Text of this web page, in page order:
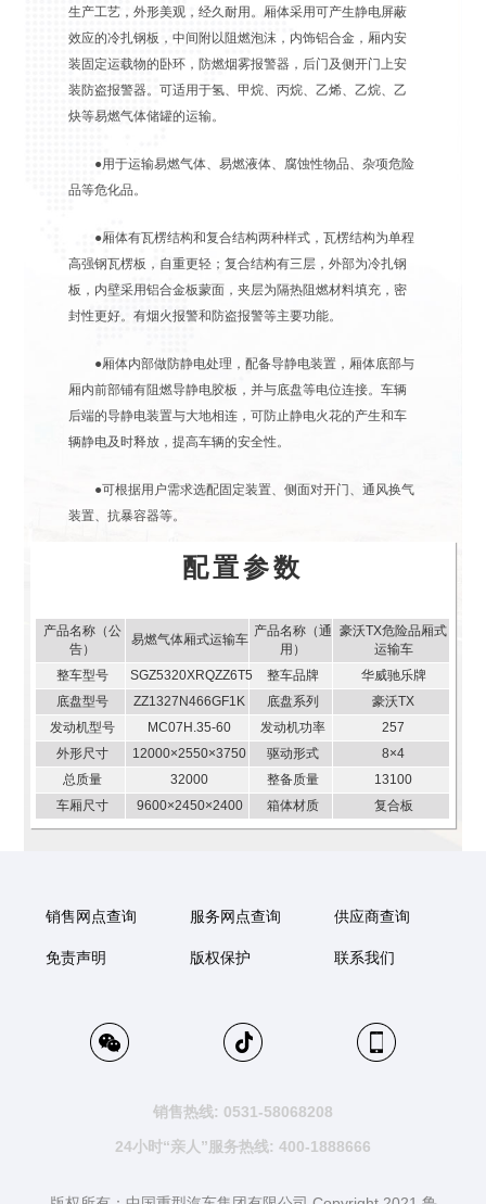
生产工艺，外形美观，经久耐用。厢体采用可产生静电屏蔽
效应的冷扎钢板，中间附以阻燃泡沫，内饰铝合金，厢内安
装固定运载物的卧环，防燃烟雾报警器，后门及侧开门上安
装防盗报警器。可适用于氢、甲烷、丙烷、乙烯、乙烷、乙
炔等易燃气体储罐的运输。
●用于运输易燃气体、易燃液体、腐蚀性物品、杂项危险
品等危化品。
●厢体有瓦楞结构和复合结构两种样式，瓦楞结构为单程
高强钢瓦楞板，自重更轻；复合结构有三层，外部为冷扎钢
板，内壁采用铝合金板蒙面，夹层为隔热阻燃材料填充，密
封性更好。有烟火报警和防盗报警等主要功能。
●厢体内部做防静电处理，配备导静电装置，厢体底部与
厢内前部铺有阻燃导静电胶板，并与底盘等电位连接。车辆
后端的导静电装置与大地相连，可防止静电火花的产生和车
辆静电及时释放，提高车辆的安全性。
●可根据用户需求选配固定装置、侧面对开门、通风换气
装置、抗暴容器等。
配置参数
产品名称（公
告）
易燃气体厢式运输车
产品名称（通
用）
豪沃TX危险品厢式
运输车
整车型号
SGZ5320XRQZZ6T5 整车品牌
华威驰乐牌
底盘型号
ZZ1327N466GF1K 底盘系列
豪沃TX
发动机型号
MC07H.35-60 发动机功率
257
外形尺寸
12000×2550×3750 驱动形式
8×4
总质量
32000 整备质量
13100
车厢尺寸
9600×2450×2400 箱体材质 复合板
销售网点查询 服务网点查询 供应商查询
免责声明 版权保护 联系我们
销售热线: 0531-58068208
24小时“亲人”服务热线: 400-1888666